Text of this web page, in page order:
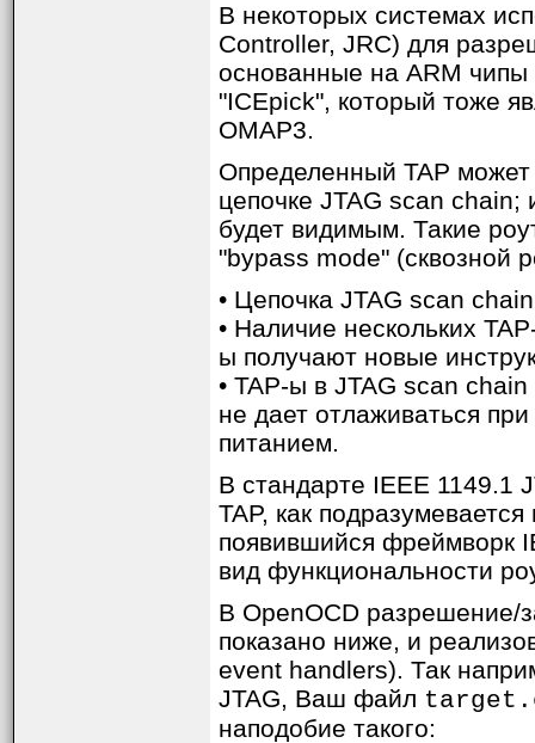
В некоторых системах
Controller, JRC) для
основанные на ARM
"ICEpick", который тоже
OMAP3.
Определенный TAP может
цепочке JTAG scan chain;
будет видимым. Такие
"bypass mode" (сквозной
• Цепочка JTAG scan
• Наличие нескольких
ы получают новые
• TAP-ы в JTAG scan
не дает отлаживаться
питанием.
В стандарте IEEE 1149.1
TAP, как
появившийся фреймворк
вид функциональности
В OpenOCD разрешение/
показано ниже, и
event handlers). Так
JTAG, Ваш файл
наподобие такого: